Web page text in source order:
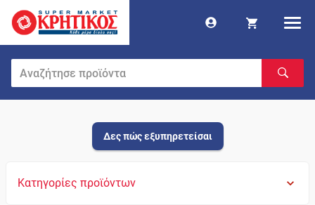
Δες πώς εξυπηρετείσαι
Κατηγορίες προϊόντων